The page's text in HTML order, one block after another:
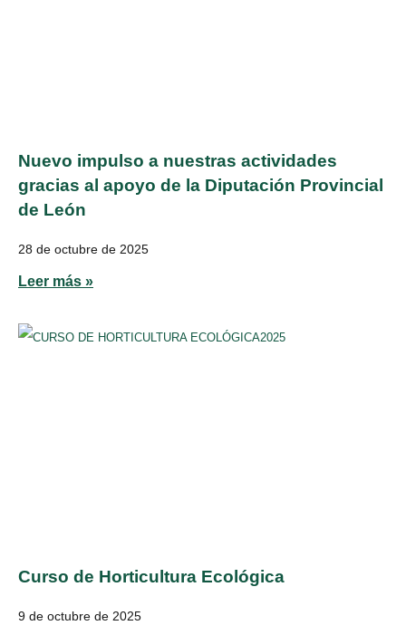
Nuevo impulso a nuestras actividades
gracias al apoyo de la Diputación Provincial
de León
28 de octubre de 2025
Leer más »
Curso de Horticultura Ecológica
9 de octubre de 2025